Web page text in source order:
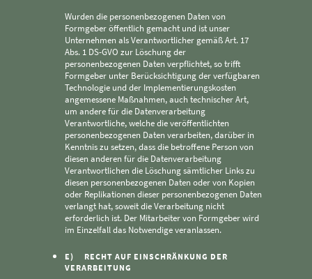
Wurden die personenbezogenen Daten von
Formgeber öffentlich gemacht und ist unser
Unternehmen als Verantwortlicher gemäß Art. 17
Abs. 1 DS-GVO zur Löschung der
personenbezogenen Daten verpflichtet, so trifft
Formgeber unter Berücksichtigung der verfügbaren
Technologie und der Implementierungskosten
angemessene Maßnahmen, auch technischer Art,
um andere für die Datenverarbeitung
Verantwortliche, welche die veröffentlichten
personenbezogenen Daten verarbeiten, darüber in
Kenntnis zu setzen, dass die betroffene Person von
diesen anderen für die Datenverarbeitung
Verantwortlichen die Löschung sämtlicher Links zu
diesen personenbezogenen Daten oder von Kopien
oder Replikationen dieser personenbezogenen Daten
verlangt hat, soweit die Verarbeitung nicht
erforderlich ist. Der Mitarbeiter von Formgeber wird
im Einzelfall das Notwendige veranlassen.
E) RECHT AUF EINSCHRÄNKUNG DER
VERARBEITUNG